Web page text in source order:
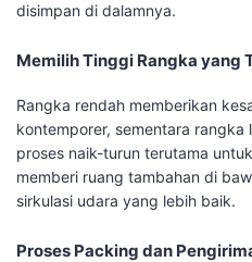
disimpan di dalamnya.
Memilih Tinggi Rangka yang
Rangka rendah memberikan
kontemporer, sementara rangka
proses naik-turun terutama
memberi ruang tambahan di
sirkulasi udara yang lebih baik.
Proses Packing dan